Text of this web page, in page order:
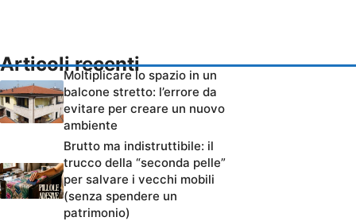
Articoli recenti
Moltiplicare lo spazio in un
balcone stretto: l’errore da
evitare per creare un nuovo
ambiente
Brutto ma indistruttibile: il
trucco della “seconda pelle”
per salvare i vecchi mobili
(senza spendere un
patrimonio)